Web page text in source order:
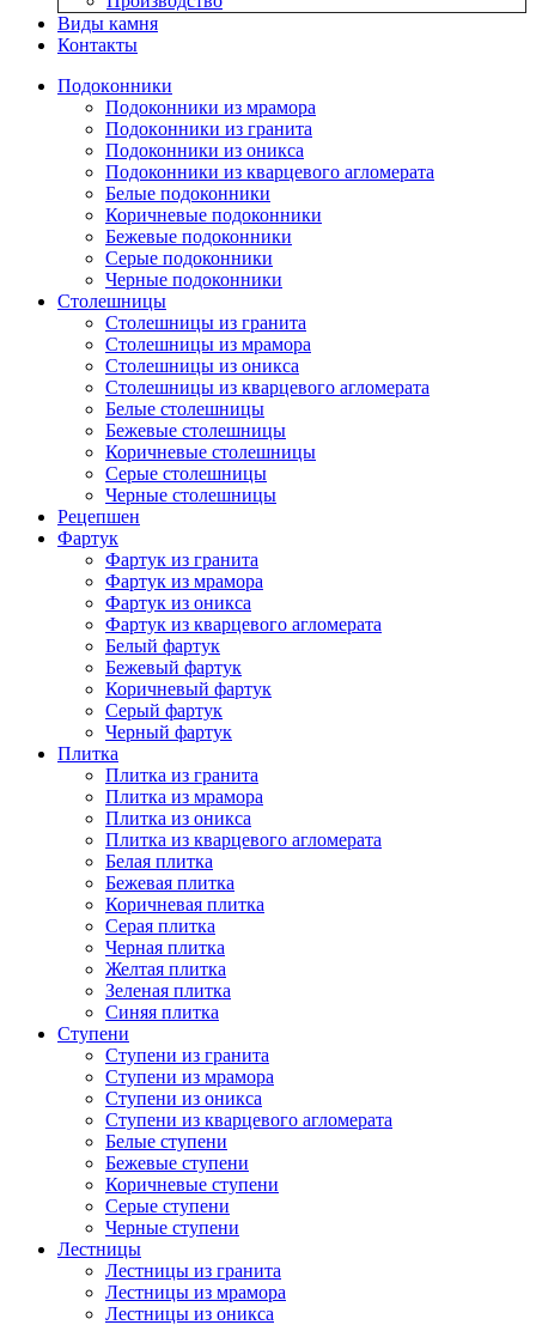
Виды камня
Контакты
Подокoнники
Подоконники из мрамора
Подокoнники из гранита
Подоконники из оникса
Подоконники из кварцевого агломерата
Белые подоконники
Коричневые подоконники
Бежевые подоконники
Серые подоконники
Черные подоконники
Столешницы
Столешницы из гранита
Столешницы из мрамора
Столешницы из оникса
Столешницы из кварцевого агломерата
Белые столешницы
Бежевые столешницы
Коричневые столешницы
Серые столешницы
Черные столешницы
Рецепшен
Фартук
Фартук из гранита
Фартук из мрамора
Фартук из оникса
Фартук из кварцевого агломерата
Белый фартук
Бежевый фартук
Коричневый фартук
Серый фартук
Черный фартук
Плитка
Плитка из гранита
Плитка из мрамора
Плитка из оникса
Плитка из кварцевого агломерата
Белая плитка
Бежевая плитка
Коричневая плитка
Серая плитка
Черная плитка
Желтая плитка
Зеленая плитка
Синяя плитка
Ступени
Ступени из гранита
Ступени из мрамора
Ступени из оникса
Ступени из кварцевого агломерата
Белые ступени
Бежевые ступени
Коричневые ступени
Серые ступени
Черные ступени
Лестницы
Лестницы из гранита
Лестницы из мрамора
Лестницы из оникса